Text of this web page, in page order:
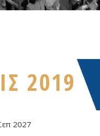
2019
2027